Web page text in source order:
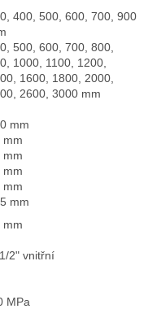
400, 500, 600, 700, 900
500, 600, 700, 800,
1000, 1100, 1200,
1600, 1800, 2000,
2600, 3000 mm
mm
mm
mm
mm
mm
mm
mm
2" vnitřní
MPa